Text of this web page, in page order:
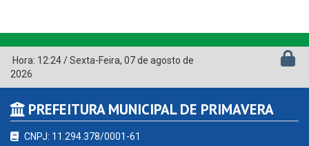
Hora: 12:24/Sexta-Feira, 07 de agosto de
2026
PREFEITURA MUNICIPAL DE PRIMAVERA
CNPJ: 11.294.378/0001-61